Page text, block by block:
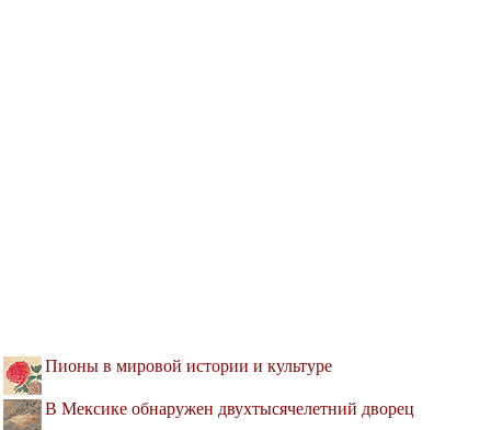
Пионы в мировой истории и культуре
В Мексике обнаружен двухтысячелетний дворец